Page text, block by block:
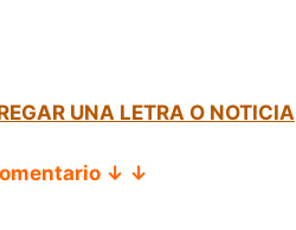
UNA LETRA O NOTICIA
↓ ↓